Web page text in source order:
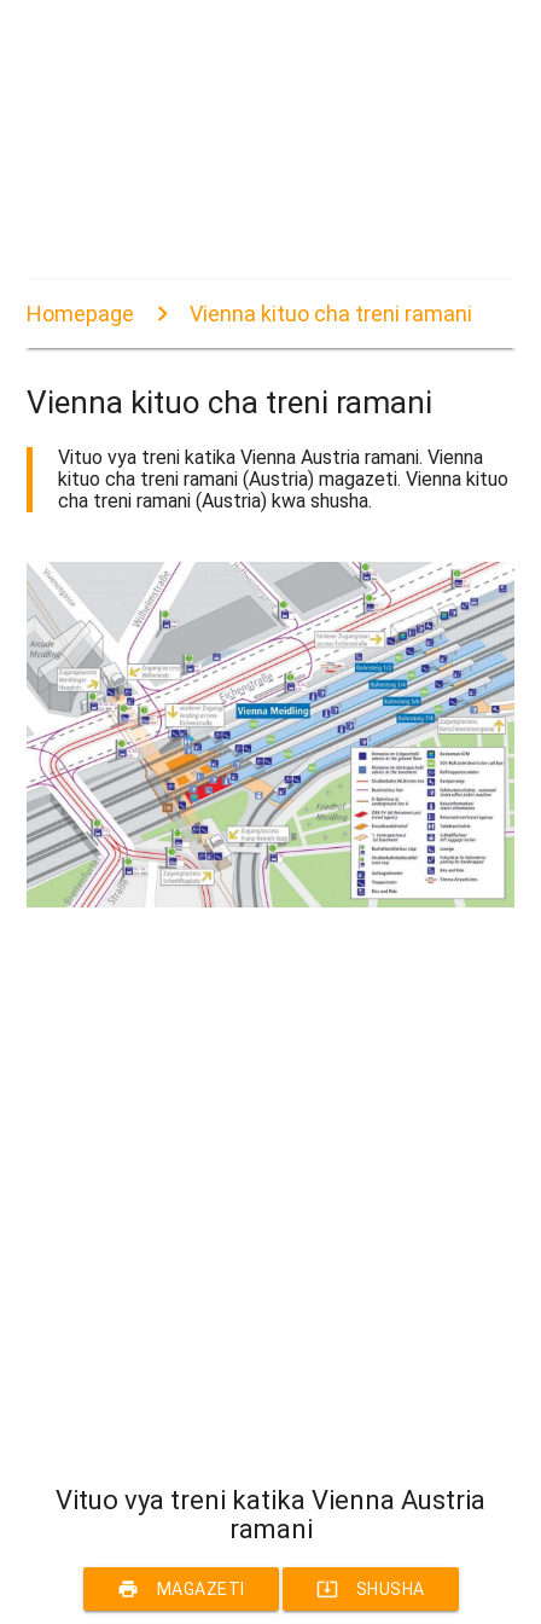
Homepage Vienna kituo cha treni ramani
Vienna kituo cha treni ramani
Vituo vya treni katika Vienna Austria ramani. Vienna
kituo cha treni ramani (Austria) magazeti. Vienna kituo
cha treni ramani (Austria) kwa shusha.
Vituo vya treni katika Vienna Austria
ramani
print MAGAZETI system_update_alt SHUSHA